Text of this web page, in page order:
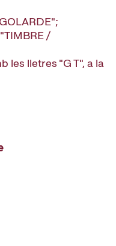
/
les lletres "G T", a la